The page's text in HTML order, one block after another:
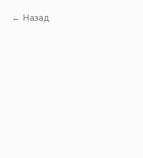
Назад